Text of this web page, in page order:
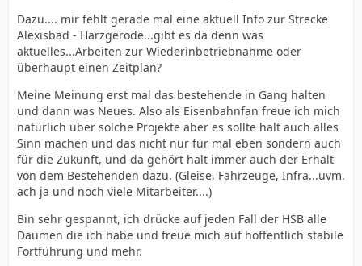
Dazu.... mir fehlt gerade mal eine aktuell Info zur Strecke
Alexisbad - Harzgerode...gibt es da denn was
aktuelles...Arbeiten zur Wiederinbetriebnahme oder
überhaupt einen Zeitplan?
Meine Meinung erst mal das bestehende in Gang halten
und dann was Neues. Also als Eisenbahnfan freue ich mich
natürlich über solche Projekte aber es sollte halt auch alles
Sinn machen und das nicht nur für mal eben sondern auch
für die Zukunft, und da gehört halt immer auch der Erhalt
von dem Bestehenden dazu. (Gleise, Fahrzeuge, Infra...uvm.
ach ja und noch viele Mitarbeiter....)
Bin sehr gespannt, ich drücke auf jeden Fall der HSB alle
Daumen die ich habe und freue mich auf hoffentlich stabile
Fortführung und mehr.